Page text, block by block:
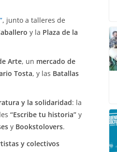
, junto a talleres de
y la Plaza de la
Arte, un mercado de
Tosta, y las Batallas
y la solidaridad: la
“Escribe tu historia” y
y Bookstolovers.
y colectivos